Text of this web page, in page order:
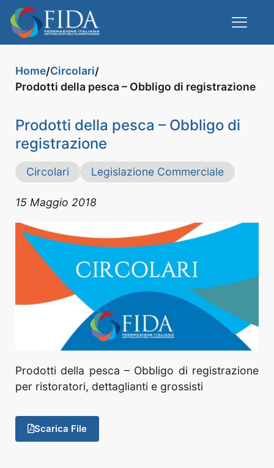
Home/Circolari/
Prodotti della pesca – Obbligo di registrazione
Prodotti della pesca – Obbligo di
registrazione
Circolari Legislazione Commerciale
15 Maggio 2018
Prodotti della pesca – Obbligo di registrazione
per ristoratori, dettaglianti e grossisti
Scarica File